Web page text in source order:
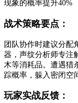
现象的概率提升40%
战术策略要点：
团队协作时建议分配
器，声纹分析师专注
木等消耗品。遭遇猎
踪概率，躲入密闭空
玩家实战反馈：